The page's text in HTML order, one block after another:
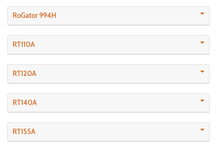
RoGator 994H
RT110A
RT120A
RT140A
RT155A